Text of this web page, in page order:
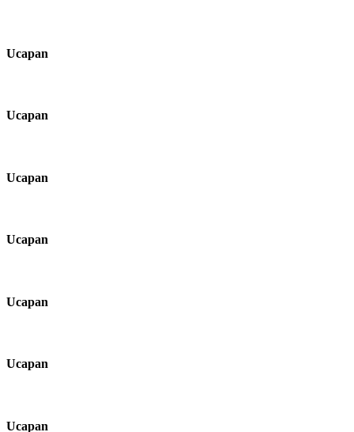
Ucapan
Ucapan
Ucapan
Ucapan
Ucapan
Ucapan
Ucapan